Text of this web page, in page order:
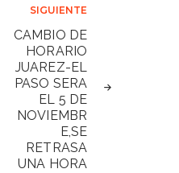
SIGUIENTE
CAMBIO DE
HORARIO
JUAREZ-EL
PASO SERA
EL 5 DE
NOVIEMBR
E,SE
RETRASA
UNA HORA